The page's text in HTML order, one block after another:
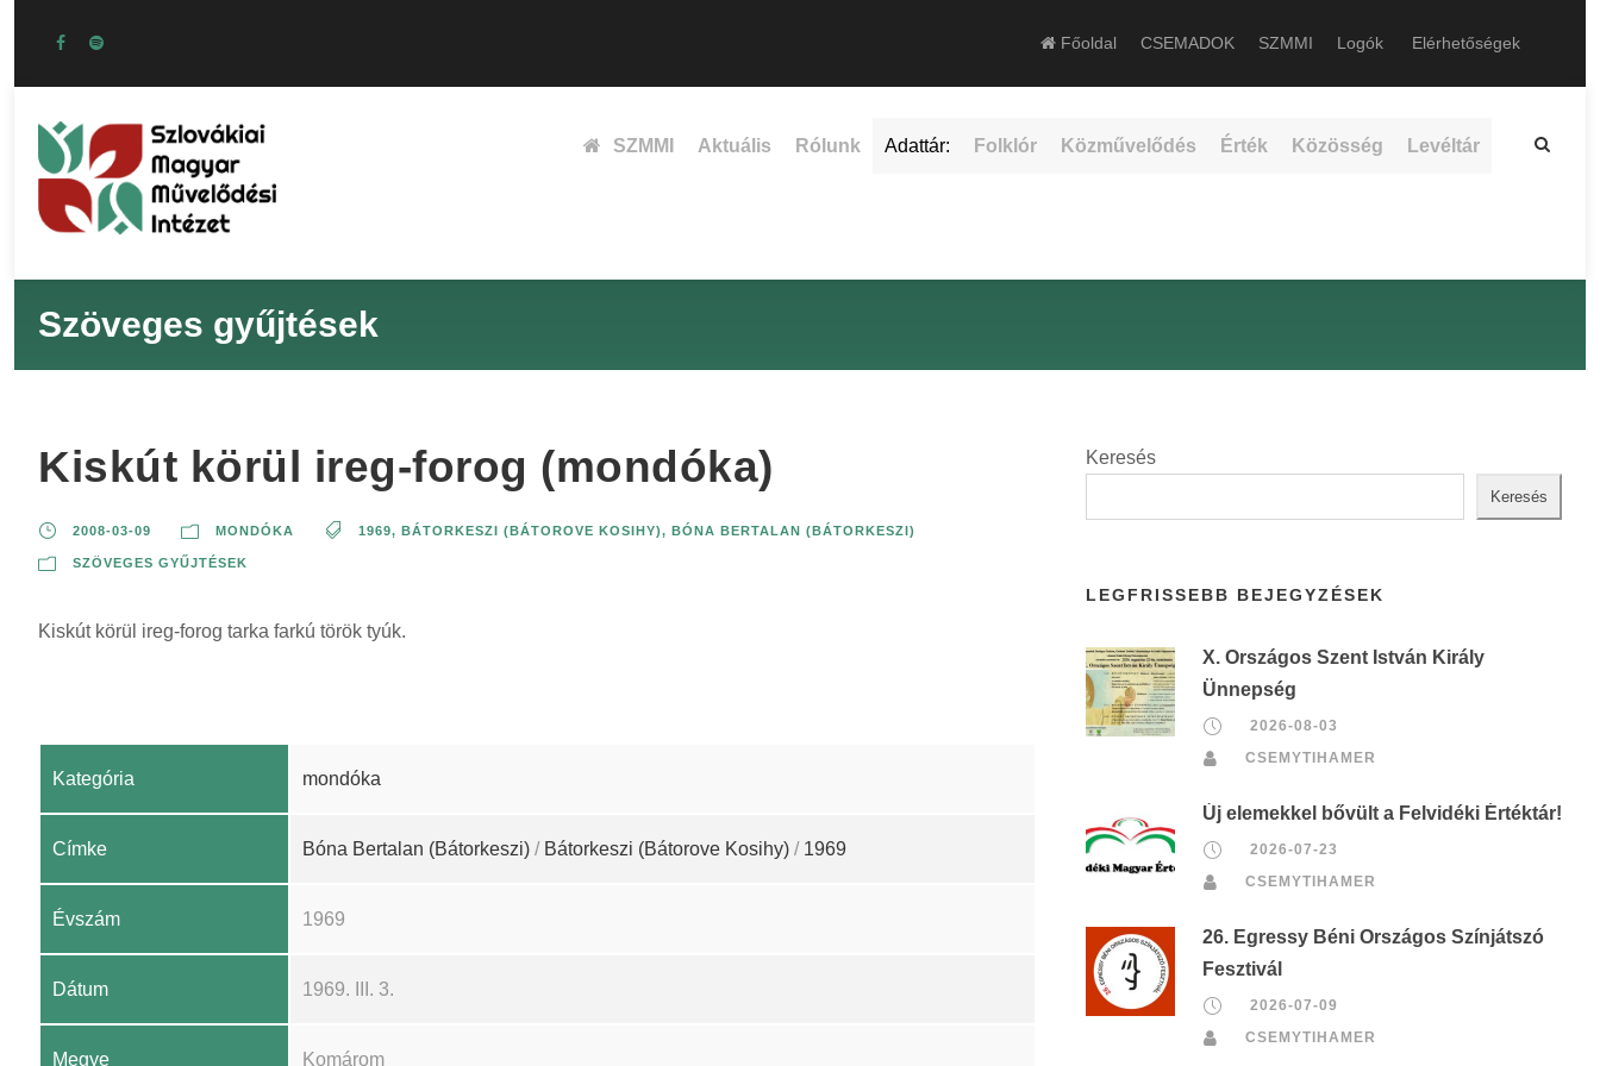
Főoldal CSEMADOK SZMMI Logók Elérhetőségek
SZMMI Aktuális Rólunk Adattár: Folklór Közművelődés Érték Közösség Levéltár
Szöveges gyűjtések
Kiskút körül ireg-forog (mondóka)
2008-03-09 MONDÓKA 1969, BÁTORKESZI (BÁTOROVE KOSIHY), BÓNA BERTALAN (BÁTORKESZI)
SZÖVEGES GYŰJTÉSEK
Kiskút körül ireg-forog tarka farkú török tyúk.
Kategória mondóka
Címke Bóna Bertalan (Bátorkeszi) / Bátorkeszi (Bátorove Kosihy) / 1969
Évszám 1969
Dátum 1969. III. 3.
Megye Komárom
Keresés
Keresés
LEGFRISSEBB BEJEGYZÉSEK
X. Országos Szent István Király
Ünnepség
2026-08-03
CSEMYTIHAMER
Új elemekkel bővült a Felvidéki Értéktár!
2026-07-23
CSEMYTIHAMER
26. Egressy Béni Országos Színjátszó
Fesztivál
2026-07-09
CSEMYTIHAMER